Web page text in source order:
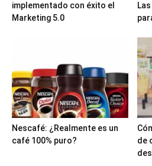
implementado con éxito el
Marketing 5.0
Nescafé: ¿Realmente es un
café 100% puro?
de